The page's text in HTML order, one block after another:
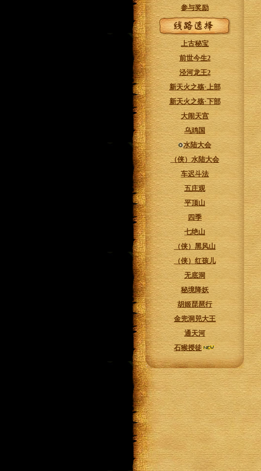
参与奖励
上古秘宝
前世今生2
泾河龙王2
新天火之殇·上部
新天火之殇·下部
大闹天宫
乌鸡国
水陆大会
（侠）水陆大会
车迟斗法
五庄观
平顶山
四季
七绝山
（侠）黑风山
（侠）红孩儿
无底洞
秘境降妖
胡姬琵琶行
金兜洞兕大王
通天河
石猴授徒